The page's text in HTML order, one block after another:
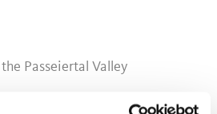
Passeiertal Valley